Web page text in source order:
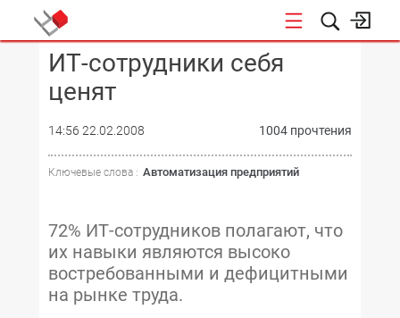
КОНФЕРЕНЦИИ
ИТ-сотрудники себя
ценят
14:56 22.02.2008 1004 прочтения
Ключевые слова : Автоматизация предприятий
72% ИТ-сотрудников полагают, что
их навыки являются высоко
востребованными и дефицитными
на рынке труда.